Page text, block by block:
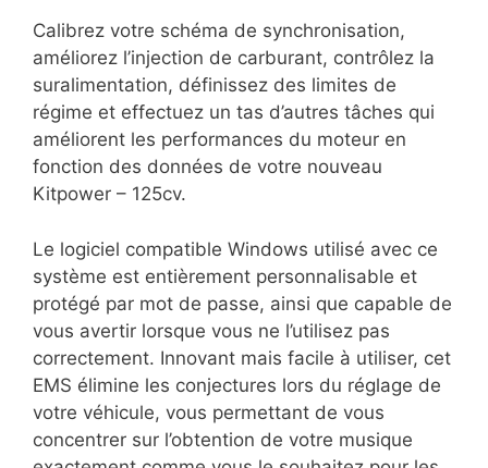
Calibrez votre schéma de synchronisation,
améliorez l’injection de carburant, contrôlez la
suralimentation, définissez des limites de
régime et effectuez un tas d’autres tâches qui
améliorent les performances du moteur en
fonction des données de votre nouveau
Kitpower – 125cv.
Le logiciel compatible Windows utilisé avec ce
système est entièrement personnalisable et
protégé par mot de passe, ainsi que capable de
vous avertir lorsque vous ne l’utilisez pas
correctement. Innovant mais facile à utiliser, cet
EMS élimine les conjectures lors du réglage de
votre véhicule, vous permettant de vous
concentrer sur l’obtention de votre musique